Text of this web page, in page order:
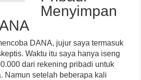
Menyimpan
DANA, jujur saya termasuk
Waktu itu saya hanya iseng
dari rekening pribadi untuk
Namun setelah beberapa kali